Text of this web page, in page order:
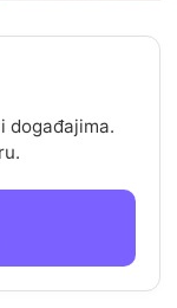
događajima.